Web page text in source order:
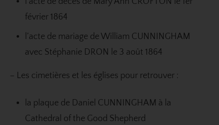
février 1864
l’acte de mariage de William CUNNINGHAM
avec Stéphanie DRON le 3 août 1864
– Les cimetières et les églises pour retrouver :
la plaque de Daniel CUNNINGHAM à la
Cathedral of the Good Shepherd